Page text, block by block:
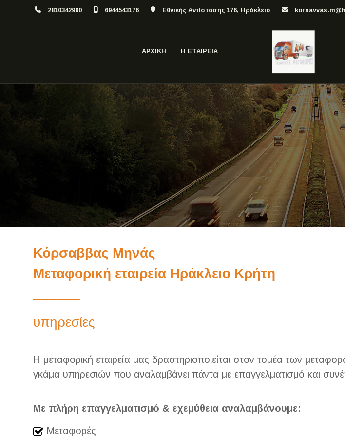
2810342900 6944543176 Εθνικής Αντίστασης 176, Ηράκλειο
ΑΡΧΙΚΗ Η ΕΤΑΙΡΕΙΑ
Κόρσαββας Μηνάς
Μεταφορική εταιρεία Ηράκλειο Κρήτη
υπηρεσίες
Η μεταφορική εταιρεία μας δραστηριοποιείται στον τομέα των
γκάμα υπηρεσιών που αναλαμβάνει πάντα με επαγγελματισμό και
Με πλήρη επαγγελματισμό & εχεμύθεια αναλαμβάνουμε:
Μεταφορές